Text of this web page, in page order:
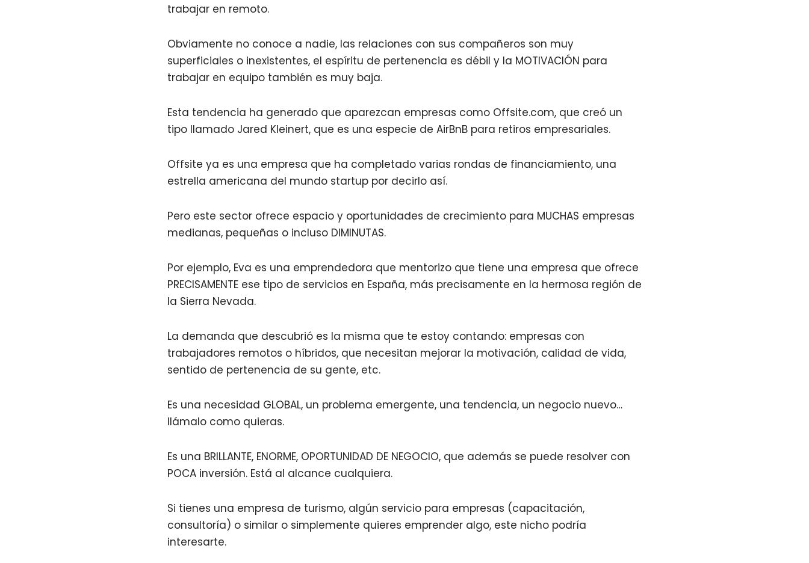
trabajar en remoto.
Obviamente no conoce a nadie, las relaciones con sus compañeros son muy
superficiales o inexistentes, el espíritu de pertenencia es débil y la MOTIVACIÓN para
trabajar en equipo también es muy baja.
Esta tendencia ha generado que aparezcan empresas como Offsite.com, que creó un
tipo llamado Jared Kleinert, que es una especie de AirBnB para retiros empresariales.
Offsite ya es una empresa que ha completado varias rondas de financiamiento, una
estrella americana del mundo startup por decirlo así.
Pero este sector ofrece espacio y oportunidades de crecimiento para MUCHAS empresas
medianas, pequeñas o incluso DIMINUTAS.
Por ejemplo, Eva es una emprendedora que mentorizo que tiene una empresa que ofrece
PRECISAMENTE ese tipo de servicios en España, más precisamente en la hermosa región de
la Sierra Nevada.
La demanda que descubrió es la misma que te estoy contando: empresas con
trabajadores remotos o híbridos, que necesitan mejorar la motivación, calidad de vida,
sentido de pertenencia de su gente, etc.
Es una necesidad GLOBAL, un problema emergente, una tendencia, un negocio nuevo…
llámalo como quieras.
Es una BRILLANTE, ENORME, OPORTUNIDAD DE NEGOCIO, que además se puede resolver con
POCA inversión. Está al alcance cualquiera.
Si tienes una empresa de turismo, algún servicio para empresas (capacitación,
consultoría) o similar o simplemente quieres emprender algo, este nicho podría
interesarte.